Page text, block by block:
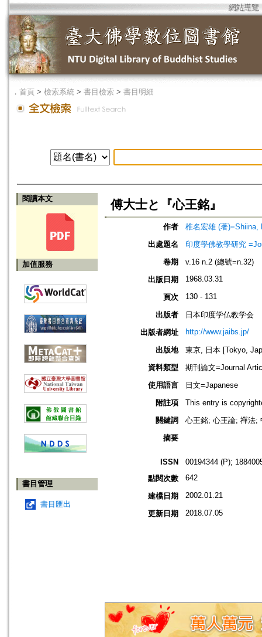
網站導覽
． 首頁 > 檢索系統 > 書目檢索 > 書目明細
閱讀本文
加值服務
書目管理
書目匯出
傅大士と『心王銘』
作者
椎名宏雄 (著)=Shiina,
出處題名
印度學佛教學研究
卷期
v.16 n.2 (總號=n.32)
出版日期
1968.03.31
頁次 130 - 131
出版者
日本印度学仏教学会
出版者網址
http://www.jaibs.jp/
出版地
東京, 日本 [Tokyo,
資料類型
期刊論文=Journal
使用語言
日文=Japanese
附註項
This entry is
關鍵詞
心王銘; 心王論; 禪法;
摘要
ISSN
00194344 (P);
點閱次數
642
建檔日期 2002.01.21
更新日期 2018.07.05